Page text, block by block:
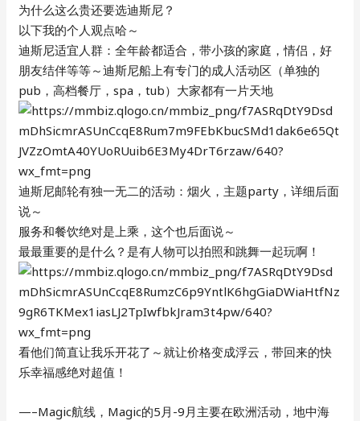
为什么这么贵还要选迪斯尼？
以下我的个人观点哈～
迪斯尼适宜人群：全年龄都适合，带小孩的家庭，情侣，好
朋友结伴等等～迪斯尼船上有专门的成人活动区（单独的
pub，高档餐厅，spa，tub）大家都有一片天地
迪斯尼邮轮有独一无二的活动：烟火，主题party，详细后面
说～
服务和餐饮绝对是上乘，这个也后面说～
最最重要的是什么？是有人物可以拍照和跳舞一起玩啊！
看他们简直让我乐开花了～就让价格变成浮云，带回来的快
乐幸福感绝对超值！
—–Magic航线，Magic的5月-9月主要在欧洲活动，地中海